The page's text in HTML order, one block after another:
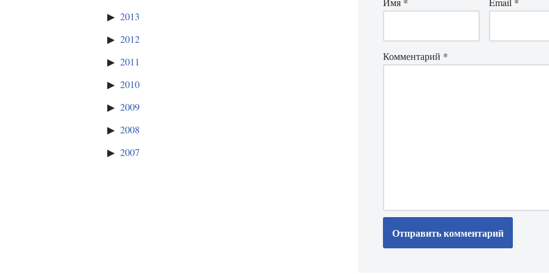
2013
2012
2011
2010
2009
2008
2007
Комментарий *